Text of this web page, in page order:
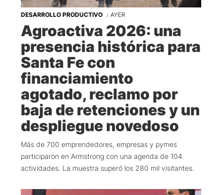
DESARROLLO PRODUCTIVO AYER
Agroactiva 2026: una
presencia histórica para
Santa Fe con
financiamiento
agotado, reclamo por
baja de retenciones y un
despliegue novedoso
Más de 700 emprendedores, empresas y pymes
participaron en Armstrong con una agenda de 104
actividades. La muestra superó los 280 mil visitantes.